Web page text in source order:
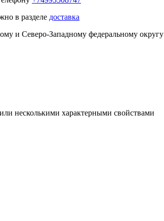
в разделе доставка
и Северо-Западному федеральному округу
несколькими характерными свойствами